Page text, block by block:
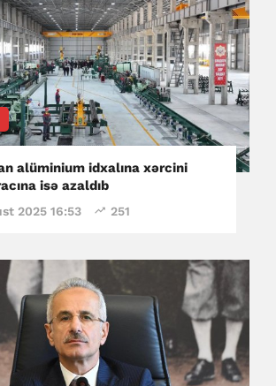
alüminium idxalına xərcini
isə azaldıb
2025 16:53 251